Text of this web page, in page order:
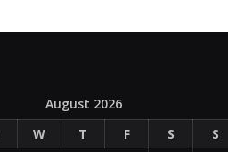
August 2026
W T F S
S